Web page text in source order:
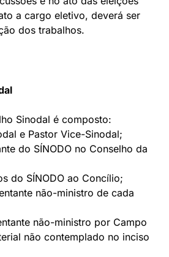
a cargo eletivo, deverá ser
dos trabalhos.
Sinodal é composto:
e Pastor Vice-Sinodal;
do SÍNODO no Conselho da
do SÍNODO ao Concílio;
não-ministro de cada
não-ministro por Campo
não contemplado no inciso